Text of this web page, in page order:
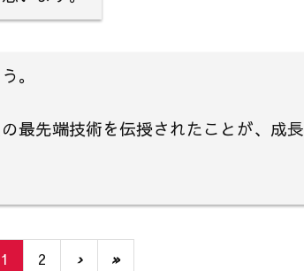
。
最先端技術を伝授されたことが、成長
1 2 › »